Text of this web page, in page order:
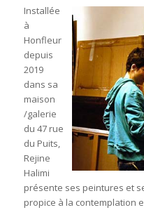
Installée
à
Honfleur
depuis
2019
dans sa
maison
/galerie
du 47 rue
du Puits,
Rejine
Halimi
présente ses peintures et
propice à la contemplation